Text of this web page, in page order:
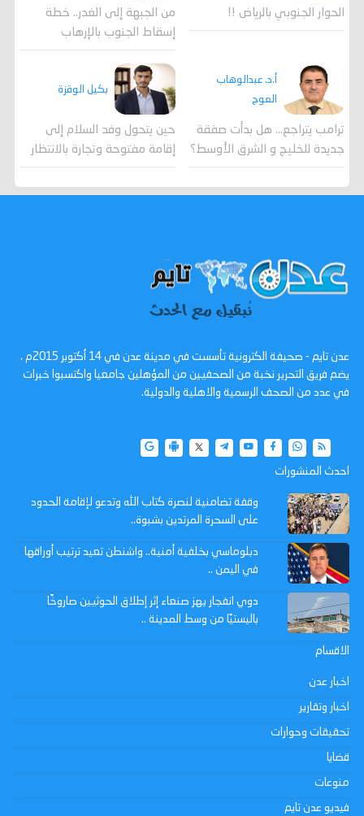
الحوار الجنوبي بالرياض !!
من الجبهة إلى الغدر.. خطة
إسقاط الجنوب بالإرهاب
أ.د. عبدالوهاب
العوج
ترامب يتراجع... هل بدأت صفقة
جديدة للخليج و الشرق الأوسط؟
بكيل الوقزة
حين يتحول وفد السلام إلى
إقامة مفتوحة وتجارة بالانتظار
عدن تايم - صحيفة الكترونية تأسست في مدينة عدن في 14 أكتوبر 2015م ،
يضم فريق التحرير نخبة من الصحفيين من المؤهلين جامعيا واكتسبوا خبرات
في عدد من الصحف الرسمية والاهلية والدولية.
احدث المنشورات
وقفة تضامنية لنصرة كتاب الله وتدعو لإقامة الحدود
على السحرة المرتدين بشبوة..
دبلوماسي بخلفية أمنية.. واشنطن تعيد ترتيب أوراقها
في اليمن ..
دوي انفجار يهز صنعاء إثر إطلاق الحوثيين صاروخًا
باليستيًا من وسط المدينة ..
الاقسام
اخبار عدن
اخبار وتقارير
تحقيقات وحوارات
قضايا
منوعات
فيديو عدن تايم